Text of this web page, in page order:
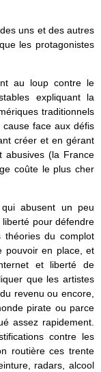
uns et des autres
les protagonistes
au loup contre le
expliquant la
traditionnels
face aux défis
créer et en gérant
abusives (la France
coûte le plus cher
abusent un peu
liberté pour défendre
du complot
pouvoir en place, et
et liberté de
que les artistes
revenu ou encore,
pirate ou parce
assez rapidement.
contre les
routière ces trente
radars, alcool